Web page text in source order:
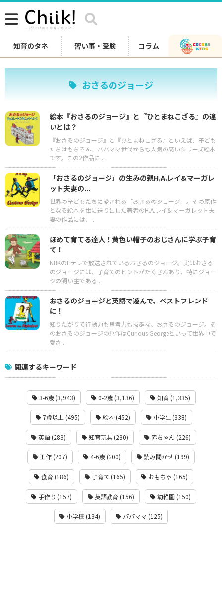
知育のタネ 習い事・受験 コラム
おさるのジョージ
絵本『おさるのジョージ』と『ひとまねこざる』の違
いとは？
『おさるのジョージ』と『ひとまねこざる』といえば、子ども
たちはもちろん、パパママ世代からも人気の高いシリーズ絵本
です。この2作品に...
「おさるのジョージ」の生みの親H.A.レイ&マーガレ
ット夫妻の...
世界の子どもたちに愛される「おさるのジョージ」。その原作
となる絵本を世に送り出した著者のH.A.レイ＆マーガレット夫
妻の作品には、...
ほめて育てる達人！黄色い帽子のおじさんに学ぶ子育
て！
NHKのEテレで放送されているおさるのジョージ。実はおさる
のジョージには、子育てのヒントがたくさんあり、特にジョー
ジの飼い主である...
おさるのジョージと英語で遊んで、ベストフレンド
に！
知りたがりで行動力も思考力も抜群な、おさるのジョージ。そ
のおさるのジョージの原作はCurious Georgeといって世界中で
愛さ...
関連するキーワード
3-6歳 (3,943) 0-2歳 (3,136) 知育 (1,335)
7歳以上 (495) 絵本 (452) 小学生 (338)
英語 (283) 知育玩具 (230) 赤ちゃん (226)
工作 (207) 4-6歳 (200) 読み聞かせ (199)
食育 (186) 子育て (165) おもちゃ (165)
手作り (157) 英語教育 (156) 幼稚園 (150)
小学校 (134) パパママ (125)